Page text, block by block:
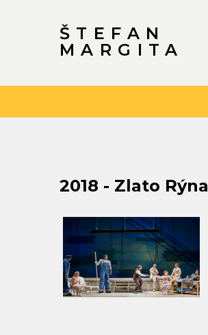
ŠTEFAN
MARGITA
2018 - Zlato Rýna